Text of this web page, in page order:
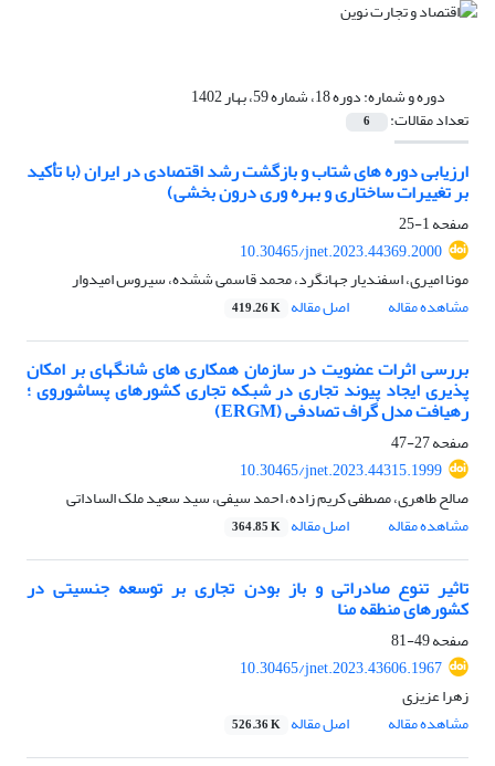
دوره و شماره:دوره 18، شماره 59، بهار 1402
تعداد مقالات: 6
ارزیابی دوره های شتاب و بازگشت رشد اقتصادی در ایران (با تأکید
بر تغییرات ساختاری و بهره وری درون بخشی)
صفحه1-25
10.30465/jnet.2023.44369.2000
مونا امیری، اسفندیار جهانگرد، محمد قاسمی ششده، سیروس امیدوار
مشاهده مقاله
اصل مقاله 419.26 K
بررسی اثرات عضویت در سازمان همکاری های شانگهای بر امکان
پذیری ایجاد پیوند تجاری در شبکه تجاری کشورهای پساشوروی ؛
رهیافت مدل گراف تصادفی (ERGM)
صفحه27-47
10.30465/jnet.2023.44315.1999
صالح طاهری، مصطفی کریم زاده، احمد سیفی، سید سعید ملک الساداتی
مشاهده مقاله
اصل مقاله 364.85 K
تاثیر تنوع صادراتی و باز بودن تجاری بر توسعه جنسیتی در
کشورهای منطقه منا
صفحه49-81
10.30465/jnet.2023.43606.1967
زهرا عزیزی
مشاهده مقاله
اصل مقاله 526.36 K